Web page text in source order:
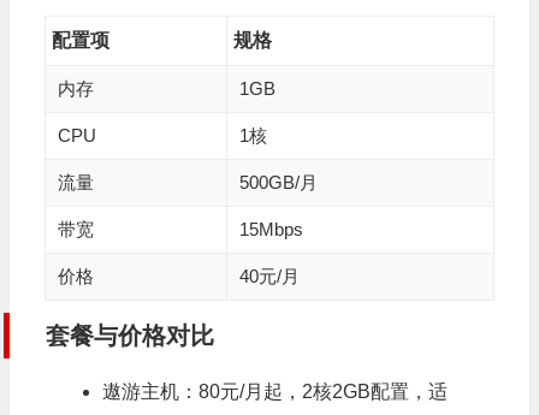
配置项 规格
内存 1GB
CPU 1核
流量 500GB/月
带宽 15Mbps
价格 40元/月
套餐与价格对比
遨游主机：80元/月起，2核2GB配置，适